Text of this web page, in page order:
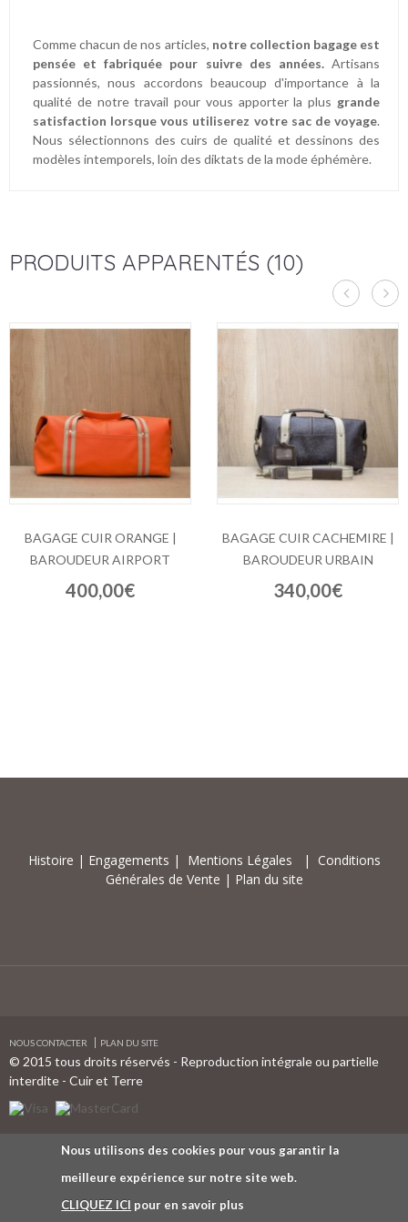
Comme chacun de nos articles, notre collection bagage est
pensée et fabriquée pour suivre des années.Artisans
passionnés, nous accordons beaucoup d'importance à la
qualité de notre travail pour vous apporter la plus grande
satisfaction lorsque vous utiliserez votre sac de voyage.
Nous sélectionnons des cuirs de qualité et dessinons des
modèles intemporels, loin des diktats de la mode éphémère.
PRODUITS APPARENTÉS (10)
BAGAGE CUIR ORANGE |
BAROUDEUR AIRPORT
400,00€
BAGAGE CUIR CACHEMIRE |
BAROUDEUR URBAIN
340,00€
Histoire | Engagements | Mentions Légales | Conditions
Générales de Vente | Plan du site
NOUS CONTACTER PLAN DU SITE
© 2015 tous droits réservés - Reproduction intégrale ou partielle
interdite - Cuir et Terre
Nous utilisons des cookies pour vous garantir la
meilleure expérience sur notre site web.
CLIQUEZ ICI pour en savoir plus